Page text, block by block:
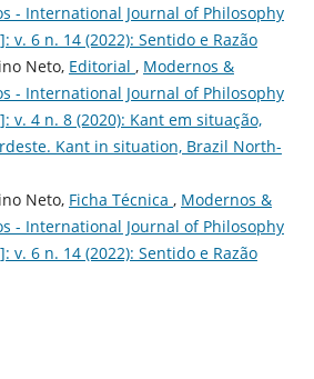
- International Journal of Philosophy
v. 6 n. 14 (2022): Sentido e Razão
Neto, Editorial , Modernos &
- International Journal of Philosophy
v. 4 n. 8 (2020): Kant em situação,
Kant in situation, Brazil North-
Neto, Ficha Técnica , Modernos &
- International Journal of Philosophy
v. 6 n. 14 (2022): Sentido e Razão